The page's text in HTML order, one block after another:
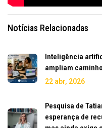
Notícias Relacionadas
Inteligência
ampliam
22 abr, 2026
Pesquisa de
esperança de